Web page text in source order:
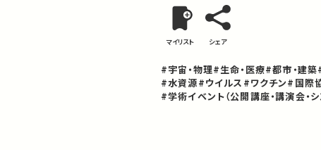
マイリスト シェア
#宇宙・物理#生命・医療#都市・建築
#水資源#ウイルス #ワクチン#国際
#学術イベント（公開講座・講演会・シ